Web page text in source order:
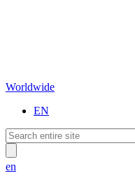
Worldwide
EN
en